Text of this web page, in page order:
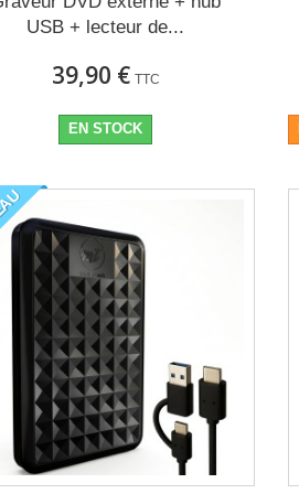
USB + lecteur de...
39,90 € TTC
EN STOCK